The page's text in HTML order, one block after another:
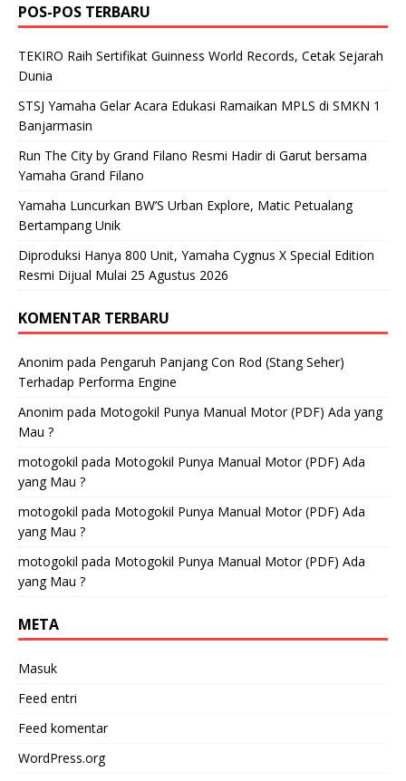
POS-POS TERBARU
TEKIRO Raih Sertifikat Guinness World Records, Cetak Sejarah
Dunia
STSJ Yamaha Gelar Acara Edukasi Ramaikan MPLS di SMKN 1
Banjarmasin
Run The City by Grand Filano Resmi Hadir di Garut bersama
Yamaha Grand Filano
Yamaha Luncurkan BW’S Urban Explore, Matic Petualang
Bertampang Unik
Diproduksi Hanya 800 Unit, Yamaha Cygnus X Special Edition
Resmi Dijual Mulai 25 Agustus 2026
KOMENTAR TERBARU
Anonim pada Pengaruh Panjang Con Rod (Stang Seher)
Terhadap Performa Engine
Anonim pada Motogokil Punya Manual Motor (PDF) Ada yang
Mau ?
motogokil pada Motogokil Punya Manual Motor (PDF) Ada
yang Mau ?
motogokil pada Motogokil Punya Manual Motor (PDF) Ada
yang Mau ?
motogokil pada Motogokil Punya Manual Motor (PDF) Ada
yang Mau ?
META
Masuk
Feed entri
Feed komentar
WordPress.org